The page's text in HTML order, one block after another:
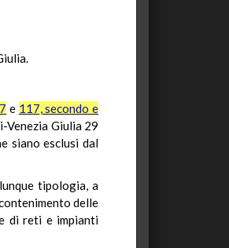
e 117, secondo e
Venezia Giulia 29
siano esclusi dal
tipologia, a
delle
di reti e impianti